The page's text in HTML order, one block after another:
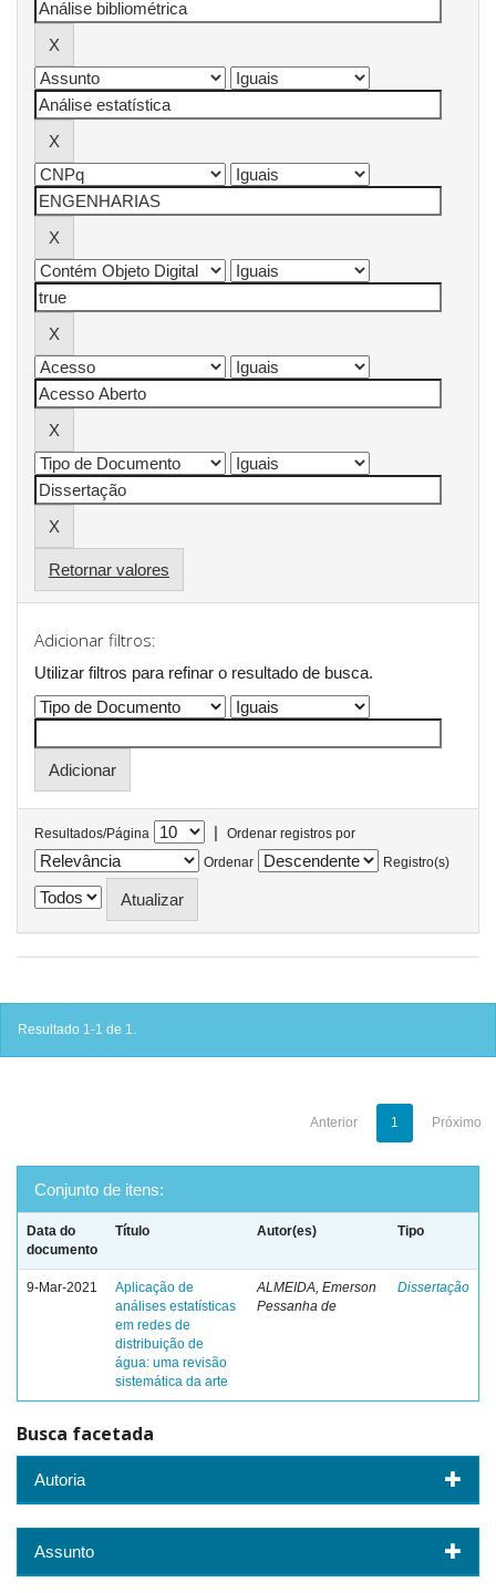
Retornar valores
Adicionar filtros:
Utilizar filtros para refinar o resultado de busca.
Resultados/Página |
Ordenar registros por
Ordenar
Registro(s)
Resultado 1-1 de 1.
Anterior 1 Próximo
Conjunto de itens:
Data do
documento
Título Autor(es) Tipo
9-Mar-2021
Aplicação de
análises estatísticas
em redes de
distribuição de
água: uma revisão
sistemática da arte
ALMEIDA, Emerson
Pessanha de
Dissertação
Busca facetada
Autoria
Assunto